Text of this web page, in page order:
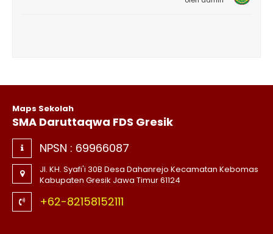
Maps Sekolah
SMA Daruttaqwa FDS Gresik
NPSN : 69966087
Jl. KH. Syafi'i 30B Desa Dahanrejo Kecamatan Kebomas
Kabupaten Gresik Jawa Timur 61124
+62-82158152111